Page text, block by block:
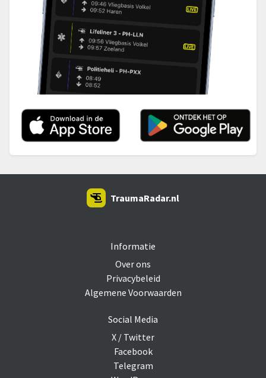
Informatie
Over ons
Privacybeleid
Algemene Voorwaarden
Social Media
X / Twitter
Facebook
Telegram
TraumaRadar.nl